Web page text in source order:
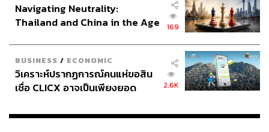
Navigating Neutrality:
Thailand and China in the Age
169
BUSINESS / ECONOMIC
วิเคราะห์ปรากฏการณ์คนแห่ขอสิน
เชื่อ CLICX อาจเป็นเพียงยอด
เรือนไทยที่ถูกซุกไว้
2.6K